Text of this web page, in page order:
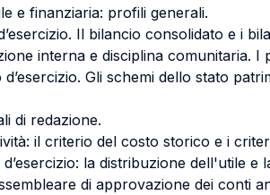
e finanziaria: profili generali.
Il bilancio consolidato e i
interna e disciplina comunitaria.
Gli schemi dello stato
di redazione.
il criterio del costo storico e i
la distribuzione dell'utile e
di approvazione dei conti